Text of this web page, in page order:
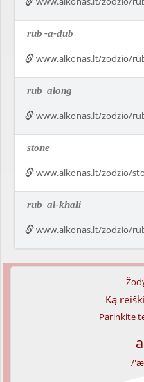
rub -a-dub
www.alkonas.lt/zodzio/
rub along
www.alkonas.lt/zodzio/
stone
www.alkonas.lt/zodzio/
rub al-khali
www.alkonas.lt/zodzio/
Ką
Parinkite
/